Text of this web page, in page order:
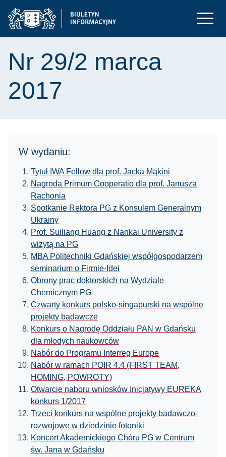
Nr 29/2 marca
2017
W wydaniu:
Tytuł IWA Fellow dla prof. Jacka Mąkini
Nagroda Primum Cooperatio dla prof. Janusza
Rachonia
Spotkanie Rektora PG z Konsulem Generalnym
Ukrainy
Prof. Suiliang Huang z Nankai University z
wizytą na PG
MBA Politechniki Gdańskiej współgospodarzem
seminarium o Firmie-Idei
Obrony prac doktorskich na Wydziale
Chemicznym PG
Czwarty konkurs polsko-singapurski na wspólne
projekty badawcze
Konkurs o Nagrodę Oddziału PAN w Gdańsku
dla młodych naukowców
Nabór do Programu Interreg Europe
Nabór w ramach POIR 4.4 (FIRST TEAM,
HOMING, POWROTY)
Otwarcie naboru wniosków Inicjatywy EUREKA
konkurs 1/2017
Trzeci konkurs na wspólne projekty badawczo-
rozwojowe w dziedzinie fotoniki
Koncert Akademickiego Chóru PG w Centrum
św. Jana w Gdańsku